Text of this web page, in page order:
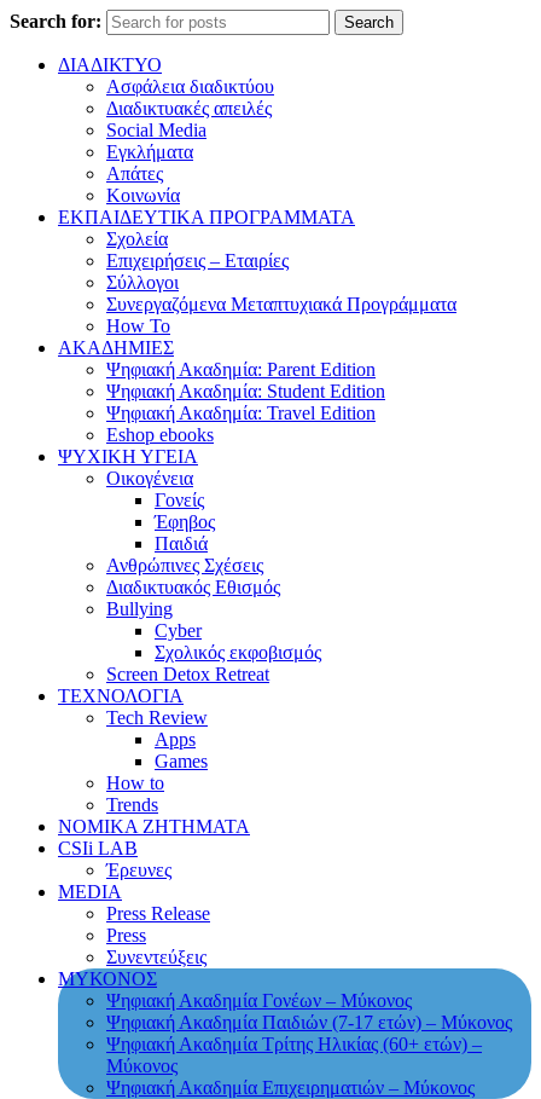
Search for: Search
ΔΙΑΔΙΚΤΥΟ
Ασφάλεια διαδικτύου
Διαδικτυακές απειλές
Social Media
Εγκλήματα
Απάτες
Κοινωνία
ΕΚΠΑΙΔΕΥΤΙΚΑ ΠΡΟΓΡΑΜΜΑΤΑ
Σχολεία
Επιχειρήσεις – Εταιρίες
Σύλλογοι
Συνεργαζόμενα Μεταπτυχιακά Προγράμματα
How To
ΑΚΑΔΗΜΙΕΣ
Ψηφιακή Ακαδημία: Parent Edition
Ψηφιακή Ακαδημία: Student Edition
Ψηφιακή Ακαδημία: Travel Edition
Eshop ebooks
ΨΥΧΙΚΗ ΥΓΕΙΑ
Οικογένεια
Γονείς
Έφηβος
Παιδιά
Ανθρώπινες Σχέσεις
Διαδικτυακός Εθισμός
Bullying
Cyber
Σχολικός εκφοβισμός
Screen Detox Retreat
ΤΕΧΝΟΛΟΓΙΑ
Tech Review
Apps
Games
How to
Trends
ΝΟΜΙΚΑ ΖΗΤΗΜΑΤΑ
CSIi LAB
Έρευνες
MEDIA
Press Release
Press
Συνεντεύξεις
ΜΥΚΟΝΟΣ
Ψηφιακή Ακαδημία Γονέων – Μύκονος
Ψηφιακή Ακαδημία Παιδιών (7-17 ετών) – Μύκονος
Ψηφιακή Ακαδημία Τρίτης Ηλικίας (60+ ετών) –
Μύκονος
Ψηφιακή Ακαδημία Επιχειρηματιών – Μύκονος